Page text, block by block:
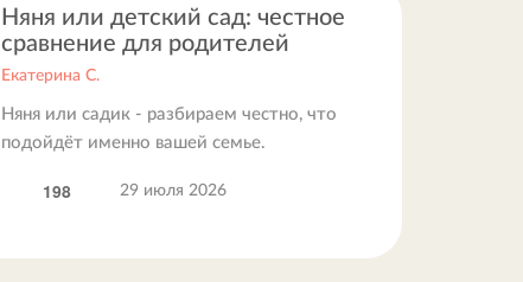
Няня или детский сад: честное
сравнение для родителей
Екатерина С.
Няня или садик - разбираем честно, что
подойдёт именно вашей семье.
198 29 июля 2026